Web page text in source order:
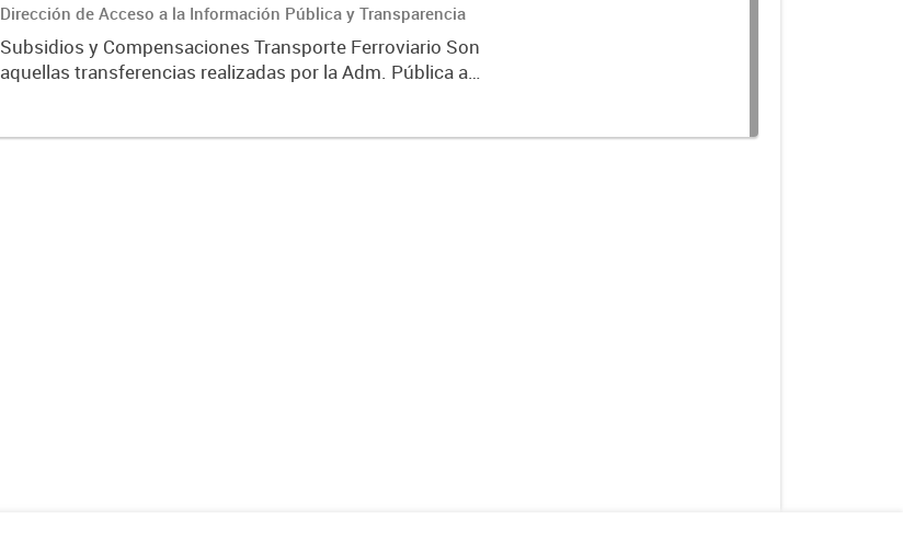
Dirección de Acceso a la Información Pública y Transparencia
Subsidios y Compensaciones Transporte Ferroviario Son
aquellas transferencias realizadas por la Adm. Pública a